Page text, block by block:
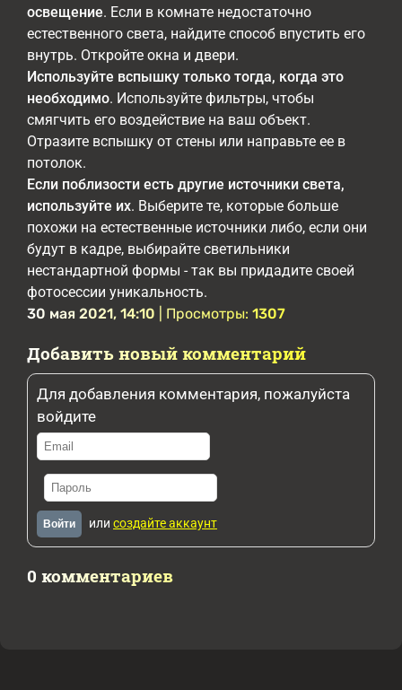
освещение. Если в комнате недостаточно
естественного света, найдите способ впустить его
внутрь. Откройте окна и двери.
Используйте вспышку только тогда, когда это
необходимо. Используйте фильтры, чтобы
смягчить его воздействие на ваш объект.
Отразите вспышку от стены или направьте ее в
потолок.
Если поблизости есть другие источники света,
используйте их. Выберите те, которые больше
похожи на естественные источники либо, если они
будут в кадре, выбирайте светильники
нестандартной формы - так вы придадите своей
фотосессии уникальность.
30 мая 2021, 14:10 | Просмотры: 1307
Добавить новый комментарий
Для добавления комментария, пожалуйста
войдите
Войти или создайте аккаунт
0 комментариев